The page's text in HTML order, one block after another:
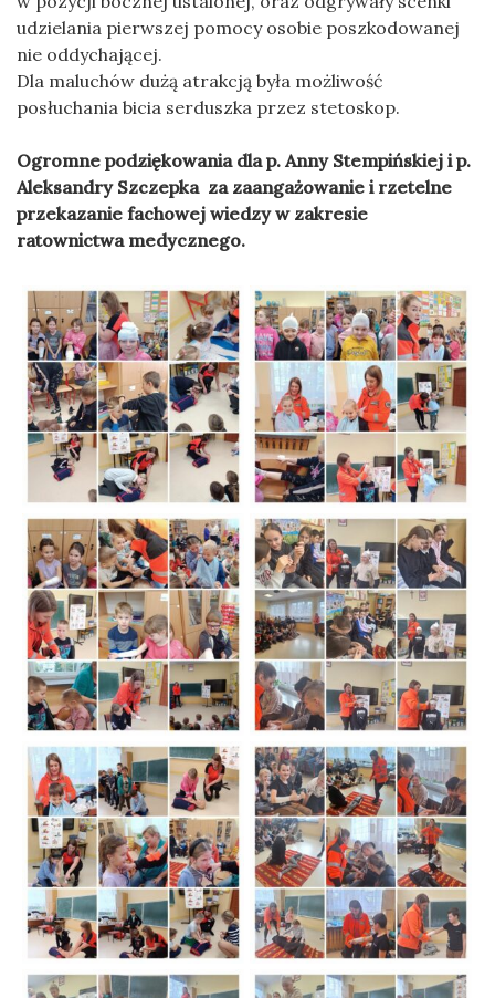
udzielania pierwszej pomocy osobie poszkodowanej
nie oddychającej.
Dla maluchów dużą atrakcją była możliwość
posłuchania bicia serduszka przez stetoskop.
Ogromne podziękowania dla p. Anny Stempińskiej i p.
Aleksandry Szczepka za zaangażowanie i rzetelne
przekazanie fachowej wiedzy w zakresie
ratownictwa medycznego.